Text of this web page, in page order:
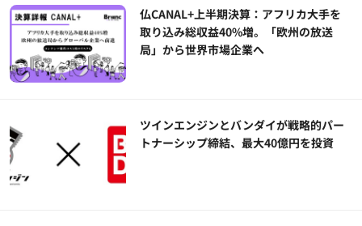
仏CANAL+上半期決算：アフリカ大手を
取り込み総収益40%増。「欧州の放送
局」から世界市場企業へ
ツインエンジンとバンダイが戦略的パー
トナーシップ締結、最大40億円を投資